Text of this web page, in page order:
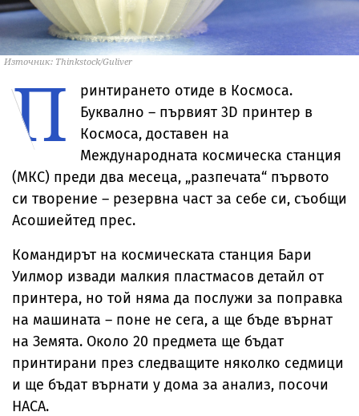
Източник: Thinkstock/Guliver
П
ринтирането отиде в Космоса.
Буквално – първият 3D принтер в
Космоса, доставен на
Международната космическа станция
(МКС) преди два месеца, „разпечата“ първото
си творение – резервна част за себе си, съобщи
Асошиейтед прес.
Командирът на космическата станция Бари
Уилмор извади малкия пластмасов детайл от
принтера, но той няма да послужи за поправка
на машината – поне не сега, а ще бъде върнат
на Земята. Около 20 предмета ще бъдат
принтирани през следващите няколко седмици
и ще бъдат върнати у дома за анализ, посочи
НАСА.